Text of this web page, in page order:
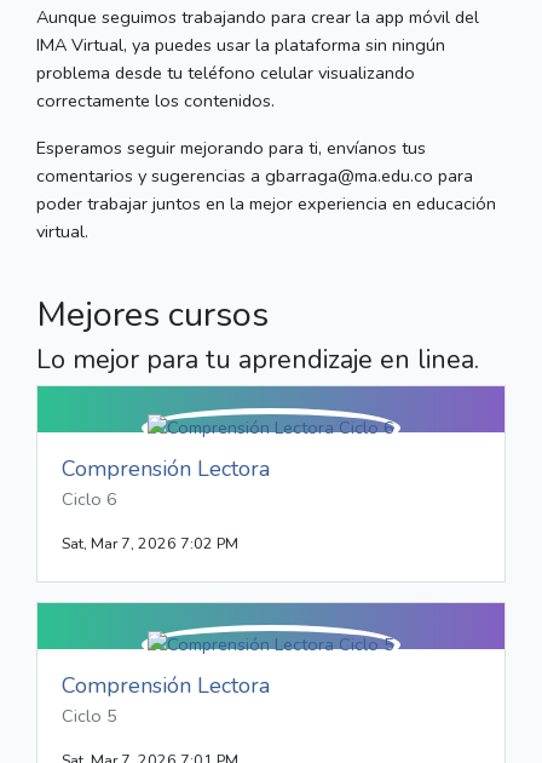
Aunque seguimos trabajando para crear la app móvil del
IMA Virtual, ya puedes usar la plataforma sin ningún
problema desde tu teléfono celular visualizando
correctamente los contenidos.
Esperamos seguir mejorando para ti, envíanos tus
comentarios y sugerencias a gbarraga@ma.edu.co para
poder trabajar juntos en la mejor experiencia en educación
virtual.
Mejores cursos
Lo mejor para tu aprendizaje en linea.
Comprensión Lectora
Ciclo 6
Sat, Mar 7, 2026 7:02 PM
Comprensión Lectora
Ciclo 5